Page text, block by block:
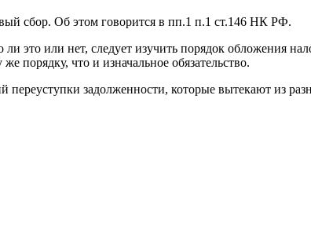
сбор. Об этом говорится в пп.1 п.1 ст.146 НК РФ.
это или нет, следует изучить порядок обложения
порядку, что и изначальное обязательство.
задолженности, которые вытекают из